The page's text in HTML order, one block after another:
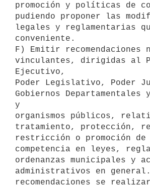
promoción y políticas de
pudiendo proponer las
legales y reglamentarias
conveniente.
F) Emitir recomendaciones
vinculantes, dirigidas al
Ejecutivo,
Poder Legislativo, Poder
Gobiernos Departamentales
y
organismos públicos,
tratamiento, protección,
restricción o promoción
competencia en leyes,
ordenanzas municipales y
administrativos en
recomendaciones se